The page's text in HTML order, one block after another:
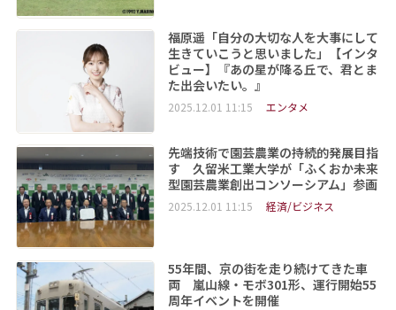
福原遥「自分の大切な人を大事にして
生きていこうと思いました」【インタ
ビュー】『あの星が降る丘で、君とま
た出会いたい。』
2025.12.01 11:15 エンタメ
先端技術で園芸農業の持続的発展目指
す 久留米工業大学が「ふくおか未来
型園芸農業創出コンソーシアム」参画
2025.12.01 11:15 経済/ビジネス
55年間、京の街を走り続けてきた車
両 嵐山線・モボ301形、運行開始55
周年イベントを開催